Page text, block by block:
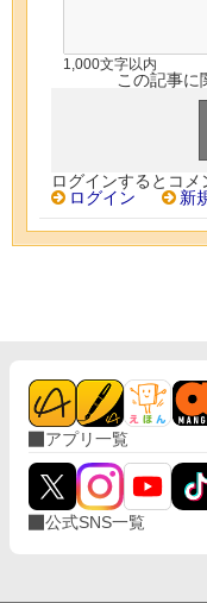
1,000文字以内
この記事に
ログインするとコメ
ログイン
新
アプリ一覧
公式SNS一覧